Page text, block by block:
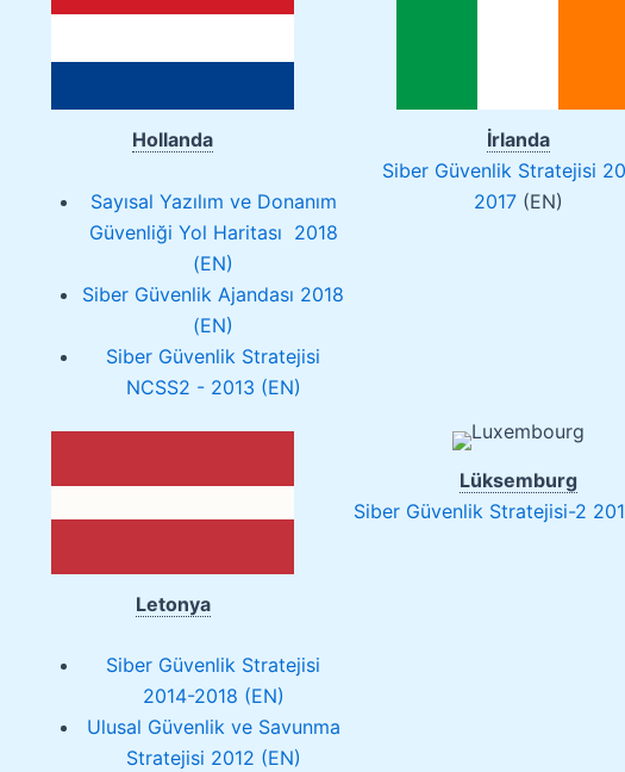
Hollanda
Sayısal Yazılım ve Donanım
Güvenliği Yol Haritası 2018
(EN)
Siber Güvenlik Ajandası 2018
(EN)
Siber Güvenlik Stratejisi
NCSS2 - 2013 (EN)
İrlanda
Siber Güvenlik Stratejisi
2017(EN)
Letonya
Siber Güvenlik Stratejisi
2014-2018 (EN)
Ulusal Güvenlik ve Savunma
Stratejisi 2012 (EN)
Lüksemburg
Siber Güvenlik Stratejisi-2